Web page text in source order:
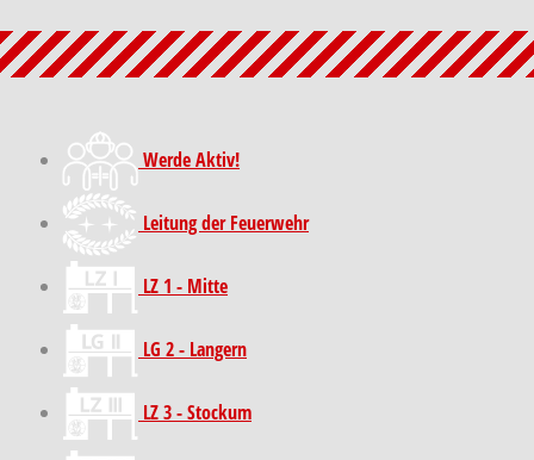
Werde Aktiv!
Leitung der Feuerwehr
LZ 1 - Mitte
LG 2 - Langern
LZ 3 - Stockum